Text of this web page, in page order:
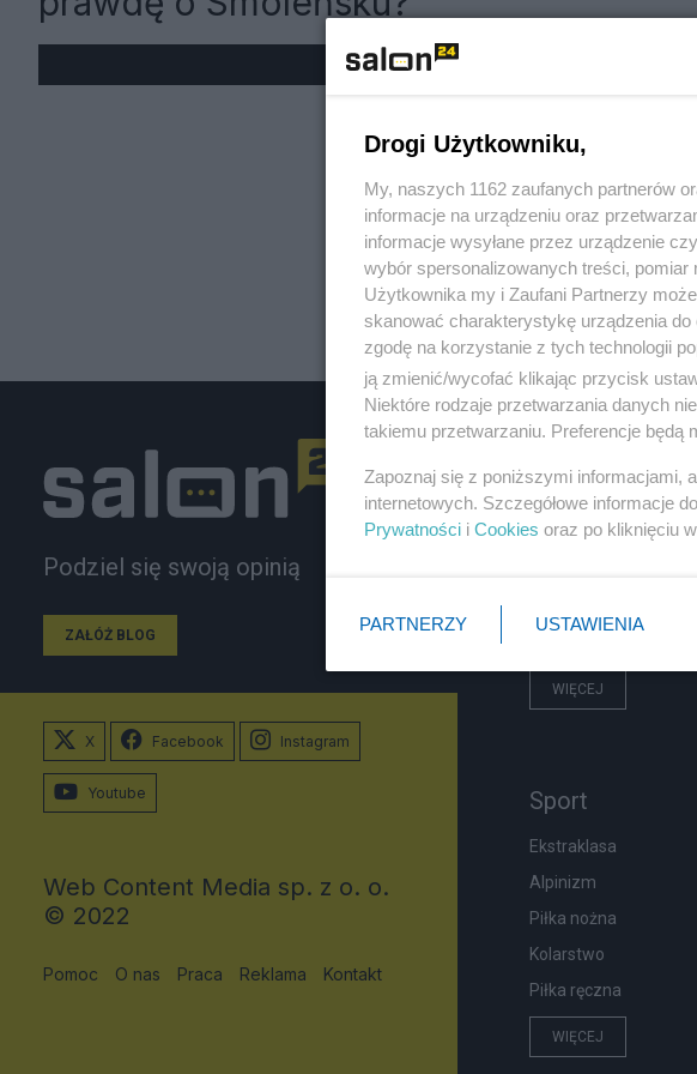
Podziel się swoją opinią
ZAŁÓŻ BLOG
Rosja
PiS
WIĘCEJ
Sport
Ekstraklasa
Alpinizm
Piłka nożna
Kolarstwo
Piłka ręczna
WIĘCEJ
X Facebook Instagram
Youtube
Web Content Media sp. z o. o.
© 2022
Pomoc O nas Praca Reklama Kontakt
Drogi Użytkowniku,
My, naszych 1162 zaufanych partnerów
informacje na urządzeniu oraz
informacje wysyłane przez urządzenie
wybór spersonalizowanych treści, pomiar
Użytkownika my i Zaufani Partnerzy
skanować charakterystykę urządzenia
zgodę na korzystanie z tych technologii
ją zmienić/wycofać klikając przycisk
Niektóre rodzaje przetwarzania danych
takiemu przetwarzaniu. Preferencje będą
Zapoznaj się z poniższymi informacjami,
internetowych. Szczegółowe informacje
Prywatności i Cookies oraz po kliknięciu
PARTNERZY USTAWIENIA